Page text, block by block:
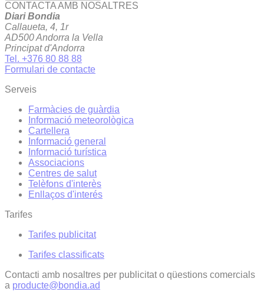
CONTACTA AMB NOSALTRES
Diari Bondia
Callaueta, 4, 1r
AD500 Andorra la Vella
Principat d'Andorra
Tel. +376 80 88 88
Formulari de contacte
Serveis
Farmàcies de guàrdia
Informació meteorològica
Cartellera
Informació general
Informació turística
Associacions
Centres de salut
Telèfons d'interès
Enllaços d'interés
Tarifes
Tarifes publicitat
Tarifes classificats
Contacti amb nosaltres per publicitat o qüestions comercials
a producte@bondia.ad